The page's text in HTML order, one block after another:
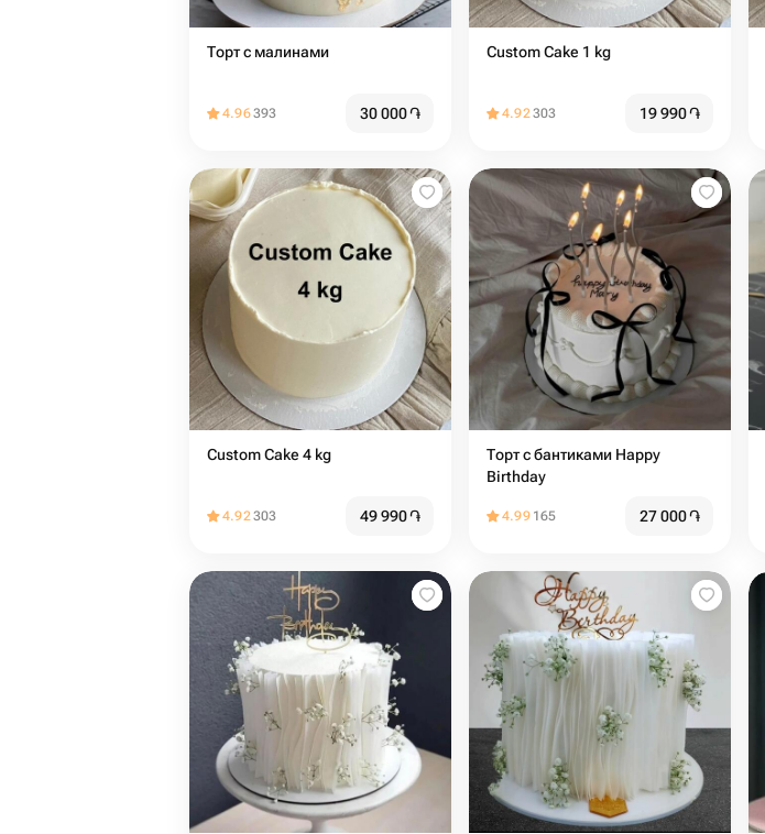
Торт с малинами
4.96393 30 000֏
Custom Cake 1 kg
4.92303 19 990֏
Custom Cake 4 kg
4.92303 49 990֏
Торт с бантиками Happy
Birthday
4.99 165 27 000֏